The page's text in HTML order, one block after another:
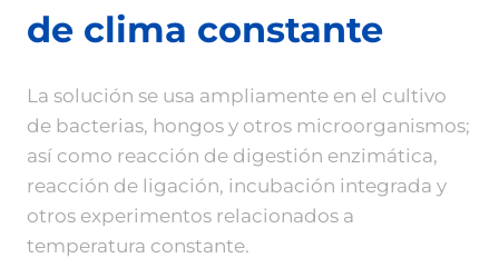
de clima constante
La solución se usa ampliamente en el cultivo
de bacterias, hongos y otros microorganismos;
así como reacción de digestión enzimática,
reacción de ligación, incubación integrada y
otros experimentos relacionados a
temperatura constante.